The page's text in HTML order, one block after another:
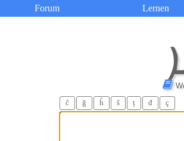
Forum Lernen
ĉ ğ ĥ ŝ ț đ ç